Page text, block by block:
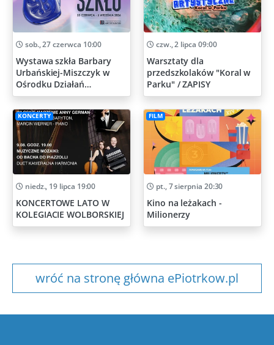
sob., 27 czerwca 10:00
Wystawa szkła Barbary
Urbańskiej-Miszczyk w
Ośrodku Działań
Artystycznych
czw., 2 lipca 09:00
Warsztaty dla
przedszkolaków "Koral w
Parku" / ZAPISY
KONCERTY
niedz., 19 lipca 19:00
KONCERTOWE LATO W
KOLEGIACIE WOLBORSKIEJ
FILM
pt., 7 sierpnia 20:30
Kino na leżakach -
Milionerzy
wróć na stronę główna ePiotrkow.pl